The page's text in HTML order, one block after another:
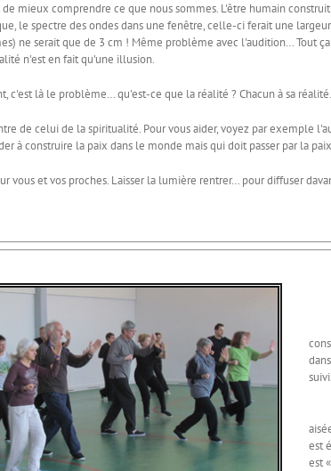
comprendre ce que nous sommes. L'être humain
le spectre des ondes dans une fenêtre, celle-ci ferait une
ne serait que de 3 cm ! Même problème avec l'audition… Tout
n'est en fait qu'une illusion.
là le problème… qu'est-ce que la réalité ? Chacun à sa
celui de la spiritualité. Pour vous aider, voyez par exemple
à construire la paix dans le monde mais qui doit passer par la
et vos proches. Laisser la lumière rentrer… pour diffuser
suivi.
«
est
est